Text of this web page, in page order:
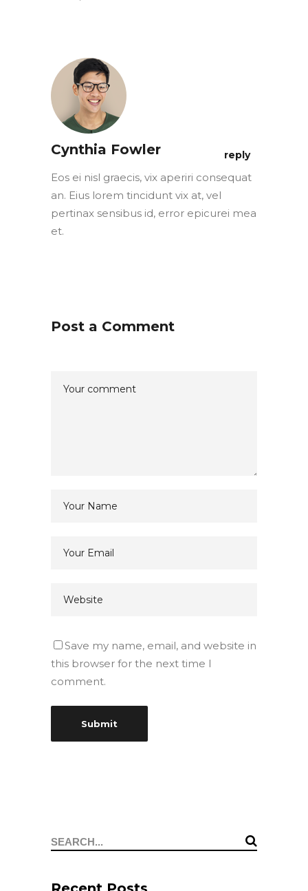
Cynthia Fowler reply
Eos ei nisl graecis, vix aperiri consequat
an. Eius lorem tincidunt vix at, vel
pertinax sensibus id, error epicurei mea
et.
Post a Comment
Save my name, email, and website in
this browser for the next time I
comment.
Search